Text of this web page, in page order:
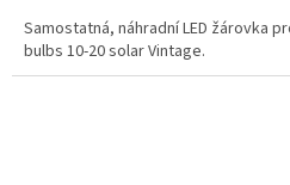
Samostatná, náhradní LED žárovka
bulbs 10-20 solar Vintage.